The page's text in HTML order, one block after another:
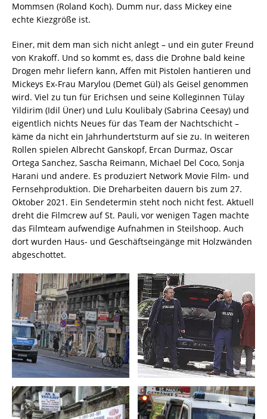
Mommsen (Roland Koch). Dumm nur, dass Mickey eine
echte Kiezgröße ist.
Einer, mit dem man sich nicht anlegt – und ein guter Freund
von Krakoff. Und so kommt es, dass die Drohne bald keine
Drogen mehr liefern kann, Affen mit Pistolen hantieren und
Mickeys Ex-Frau Marylou (Demet Gül) als Geisel genommen
wird. Viel zu tun für Erichsen und seine Kolleginnen Tülay
Yildirim (Idil Üner) und Lulu Koulibaly (Sabrina Ceesay) und
eigentlich nichts Neues für das Team der Nachtschicht –
käme da nicht ein Jahrhundertsturm auf sie zu. In weiteren
Rollen spielen Albrecht Ganskopf, Ercan Durmaz, Oscar
Ortega Sanchez, Sascha Reimann, Michael Del Coco, Sonja
Harani und andere. Es produziert Network Movie Film- und
Fernsehproduktion. Die Dreharbeiten dauern bis zum 27.
Oktober 2021. Ein Sendetermin steht noch nicht fest. Aktuell
dreht die Filmcrew auf St. Pauli, vor wenigen Tagen machte
das Filmteam aufwendige Aufnahmen in Steilshoop. Auch
dort wurden Haus- und Geschäftseingänge mit Holzwänden
abgeschottet.